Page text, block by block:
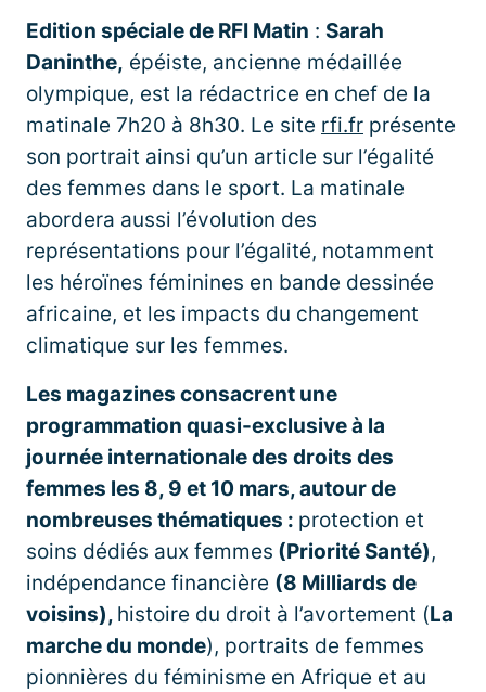
Edition spéciale de RFI Matin : Sarah
Daninthe, épéiste, ancienne médaillée
olympique, est la rédactrice en chef de la
matinale 7h20 à 8h30. Le site rfi.fr présente
son portrait ainsi qu’un article sur l’égalité
des femmes dans le sport. La matinale
abordera aussi l’évolution des
représentations pour l’égalité, notamment
les héroïnes féminines en bande dessinée
africaine, et les impacts du changement
climatique sur les femmes.
Les magazines consacrent une
programmation quasi-exclusive à la
journée internationale des droits des
femmes les 8, 9 et 10 mars, autour de
nombreuses thématiques : protection et
soins dédiés aux femmes (Priorité Santé),
indépendance financière (8 Milliards de
voisins), histoire du droit à l’avortement (La
marche du monde), portraits de femmes
pionnières du féminisme en Afrique et au